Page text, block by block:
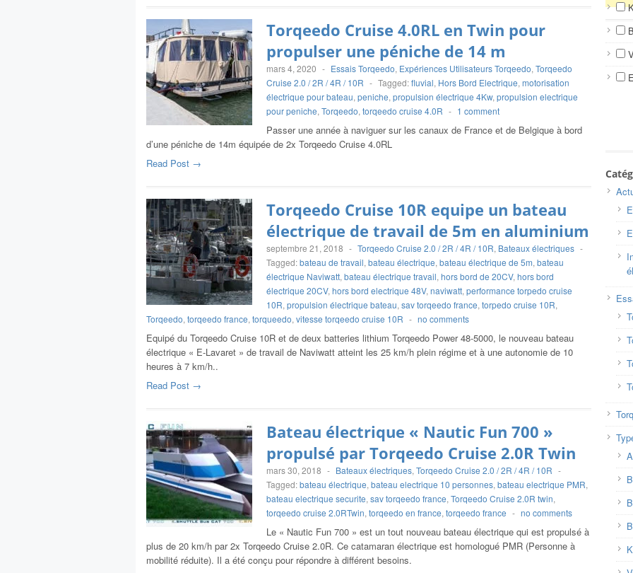
Torqeedo Cruise 4.0RL en Twin pour
propulser une péniche de 14 m
mars 4, 2020 - Essais Torqeedo, Expériences Utilisateurs Torqeedo, Torqeedo
Cruise 2.0 / 2R / 4R / 10R - Tagged:fluvial, Hors Bord Electrique, motorisation
électrique pour bateau, peniche, propulsion électrique 4Kw, propulsion electrique
pour peniche, Torqeedo, torqeedo cruise 4.0R - 1 comment
Passer une année à naviguer sur les canaux de France et de Belgique à bord
d’une péniche de 14m équipée de 2x Torqeedo Cruise 4.0RL
Read Post →
Torqeedo Cruise 10R equipe un bateau
électrique de travail de 5m en aluminium
septembre 21, 2018 - Torqeedo Cruise 2.0 / 2R / 4R / 10R, Bateaux électriques -
Tagged:bateau de travail, bateau électrique, bateau électrique de 5m, bateau
électrique Naviwatt, bateau électrique travail, hors bord de 20CV, hors bord
électrique 20CV, hors bord electrique 48V, naviwatt, performance torpedo cruise
10R, propulsion électrique bateau, sav torqeedo france, torpedo cruise 10R,
Torqeedo, torqeedo france, torqueedo, vitesse torqeedo cruise 10R - no comments
Equipé du Torqeedo Cruise 10R et de deux batteries lithium Torqeedo Power 48-5000, le nouveau bateau
électrique « E-Lavaret » de travail de Naviwatt atteint les 25 km/h plein régime et à une autonomie de 10
heures à 7 km/h..
Read Post →
Bateau électrique « Nautic Fun 700 »
propulsé par Torqeedo Cruise 2.0R Twin
mars 30, 2018 - Bateaux électriques, Torqeedo Cruise 2.0 / 2R / 4R / 10R -
Tagged:bateau électrique, bateau electrique 10 personnes, bateau electrique PMR,
bateau electrique securite, sav torqeedo france, Torqeedo Cruise 2.0R twin,
torqeedo cruise 2.0RTwin, torqeedo en france, torqeedo france - no comments
Le « Nautic Fun 700 » est un tout nouveau bateau électrique qui est propulsé à
plus de 20 km/h par 2x Torqeedo Cruise 2.0R. Ce catamaran électrique est homologué PMR (Personne à
mobilité réduite). Il a été conçu pour répondre à différent besoins.